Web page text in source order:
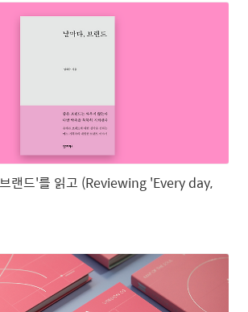
랜드'를 읽고 (Reviewing 'Every day,